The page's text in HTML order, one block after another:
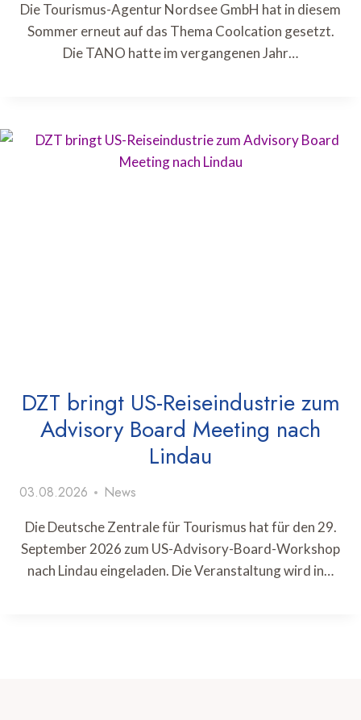
Die Tourismus-Agentur Nordsee GmbH hat in diesem
Sommer erneut auf das Thema Coolcation gesetzt.
Die TANO hatte im vergangenen Jahr…
DZT bringt US-Reiseindustrie zum
Advisory Board Meeting nach
Lindau
03.08.2026 News
Die Deutsche Zentrale für Tourismus hat für den 29.
September 2026 zum US-Advisory-Board-Workshop
nach Lindau eingeladen. Die Veranstaltung wird in…